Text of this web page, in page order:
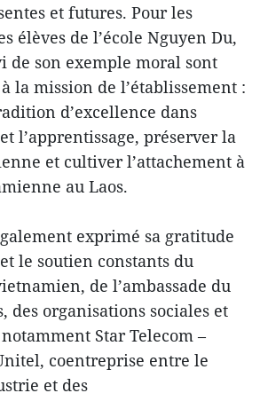
et futures. Pour les
élèves de l’école Nguyen Du,
de son exemple moral sont
la mission de l’établissement :
d’excellence dans
l’apprentissage, préserver la
et cultiver l’attachement à
au Laos.
exprimé sa gratitude
le soutien constants du
de l’ambassade du
des organisations sociales et
Star Telecom –
coentreprise entre le
et des